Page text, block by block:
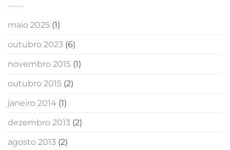
maio 2025 (1)
outubro 2023 (6)
novembro 2015 (1)
outubro 2015 (2)
janeiro 2014 (1)
dezembro 2013 (2)
agosto 2013 (2)